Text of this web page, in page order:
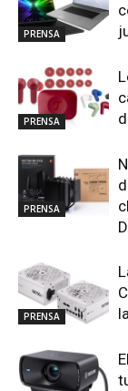
PRENSA
PRENSA
PRENSA
PRENSA